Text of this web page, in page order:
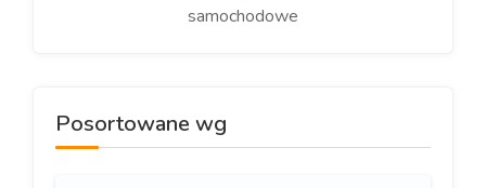
samochodowe
Posortowane wg